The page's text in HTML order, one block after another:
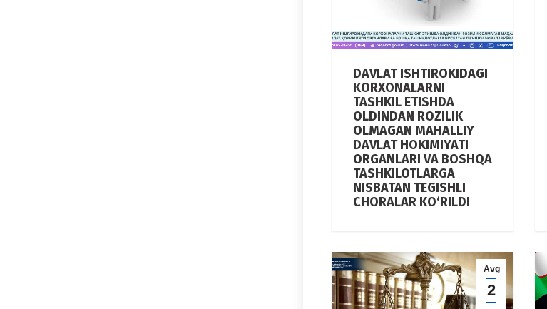
DAVLAT ISHTIROKIDAGI
KORXONALARNI
TASHKIL ETISHDA
OLDINDAN ROZILIK
OLMAGAN MAHALLIY
DAVLAT HOKIMIYATI
ORGANLARI VA BOSHQA
TASHKILOTLARGA
NISBATAN TEGISHLI
CHORALAR KO‘RILDI
Avg
2